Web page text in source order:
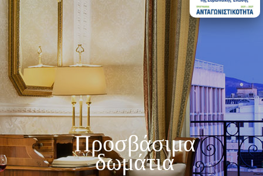
Προσβάσιμα
δωμάτια